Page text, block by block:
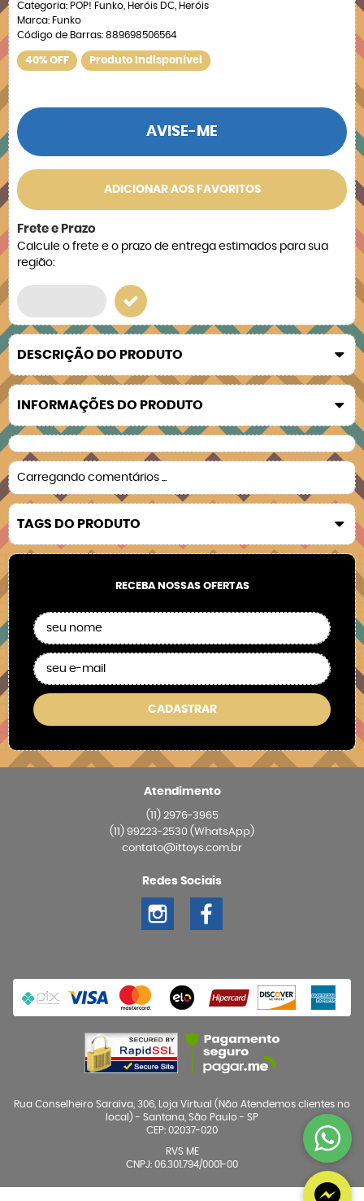
Categoria: POP! Funko Heróis DC Heróis
Marca: Funko
Código de Barras: 889698506564
40% OFF Produto Indisponível
AVISE-ME
ADICIONAR AOS FAVORITOS
Frete e Prazo
Calcule o frete e o prazo de entrega estimados para sua
região:
DESCRIÇÃO DO PRODUTO
INFORMAÇÕES DO PRODUTO
Carregando comentários ...
TAGS DO PRODUTO
RECEBA NOSSAS OFERTAS
CADASTRAR
Atendimento
(11)2976-3965
(11) 99223-2530 (WhatsApp)
contato@ittoys.com.br
Redes Sociais
Rua Conselheiro Saraiva, 306, Loja Virtual (Não Atendemos clientes no
local) - Santana, São Paulo - SP
CEP: 02037-020
RVS ME
CNPJ: 06.301.794/0001-00